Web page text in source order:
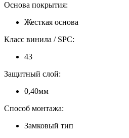
Основа покрытия:
Жесткая основа
Класс винила / SPC:
43
Защитный слой:
0,40мм
Способ монтажа:
Замковый тип